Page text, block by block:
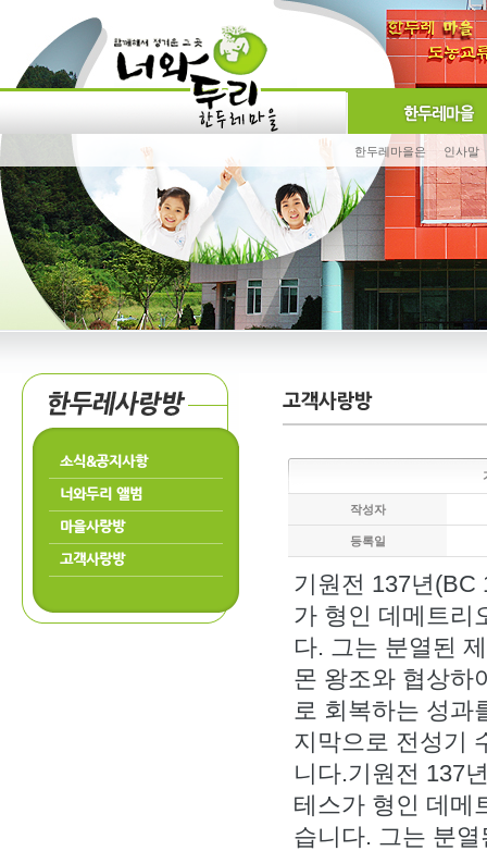
한두레마을은 인사말
소식&공지사항
너와두리 앨범
마을사랑방
고객사랑방
작성자
등록일
기원전 137년(BC
가 형인 데메트리
다. 그는 분열된
몬 왕조와 협상하
로 회복하는 성과
지막으로 전성기
니다.기원전 137
테스가 형인 데메
습니다. 그는 분